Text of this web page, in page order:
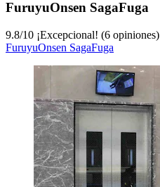
FuruyuOnsen SagaFuga
9.8/10 ¡Excepcional! (6 opiniones)
FuruyuOnsen SagaFuga